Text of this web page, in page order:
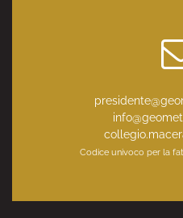
Codice univoco per la